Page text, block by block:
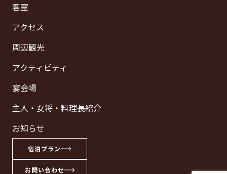
客室
アクセス
周辺観光
アクティビティ
宴会場
主人・女将・料理長紹介
お知らせ
宿泊プラン
お問い合わせ